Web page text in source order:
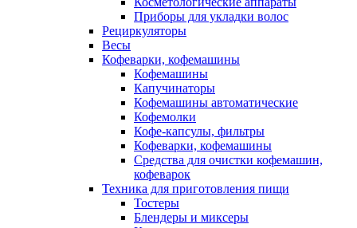
Приборы для укладки волос
Рециркуляторы
Весы
Кофеварки, кофемашины
Кофемашины
Капучинаторы
Кофемашины автоматические
Кофемолки
Кофе-капсулы, фильтры
Кофеварки, кофемашины
Средства для очистки кофемашин,
кофеварок
Техника для приготовления пищи
Тостеры
Блендеры и миксеры